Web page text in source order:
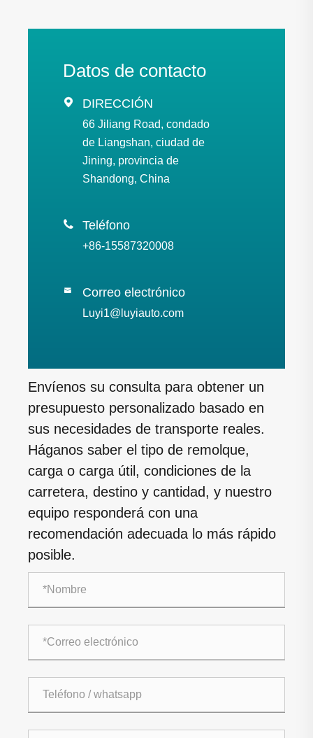
Datos de contacto
 DIRECCIÓN
66 Jiliang Road, condado
de Liangshan, ciudad de
Jining, provincia de
Shandong, China
 Teléfono
+86-15587320008
 Correo electrónico
Luyi1@luyiauto.com
Envíenos su consulta para obtener un
presupuesto personalizado basado en
sus necesidades de transporte reales.
Háganos saber el tipo de remolque,
carga o carga útil, condiciones de la
carretera, destino y cantidad, y nuestro
equipo responderá con una
recomendación adecuada lo más rápido
posible.